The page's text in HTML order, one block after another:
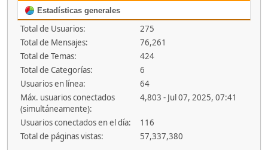
Estadísticas generales
Total de Usuarios:
275
Total de Mensajes:
76,261
Total de Temas:
424
Total de Categorías:
6
Usuarios en línea:
64
Máx. usuarios conectados
(simultáneamente):
4,803 - Jul 07, 2025, 07:41
Usuarios conectados en el día:
116
Total de páginas vistas:
57,337,380